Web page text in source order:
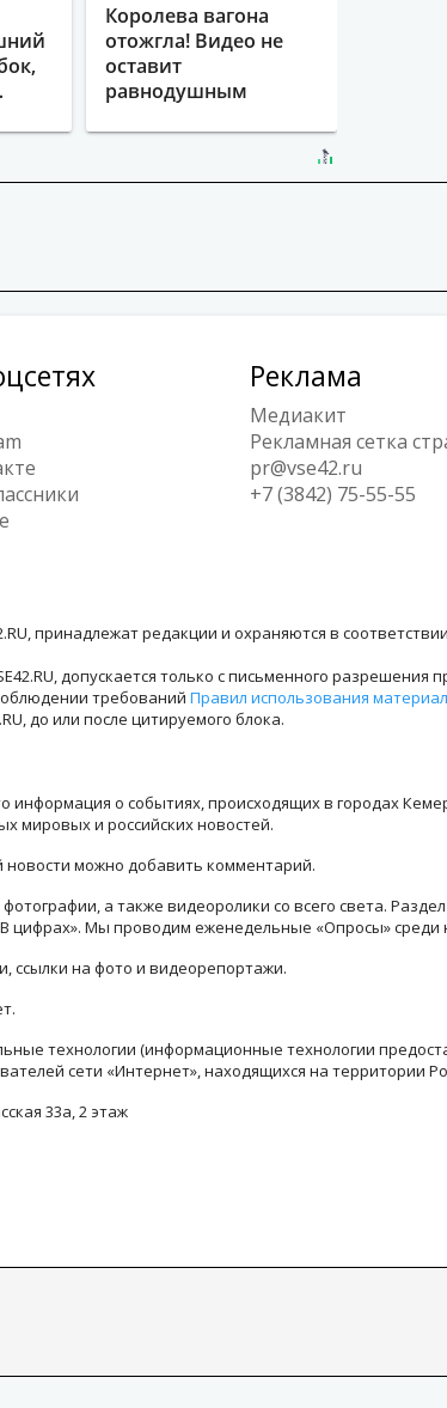
Королева вагона
отожгла! Видео не
оставит
равнодушным
Реклама
Медиакит
Рекламная сетка
pr@vse42.ru
+7 (3842) 75-55-55
принадлежат редакции и охраняются в
допускается только с письменного разрешения
требований Правил использования
до или после цитируемого блока.
информация о событиях, происходящих в городах
мировых и российских новостей.
новости можно добавить комментарий.
а также видеоролики со всего света.
цифрах». Мы проводим еженедельные «Опросы» среди
ссылки на фото и видеорепортажи.
технологии (информационные технологии
сети «Интернет», находящихся на территории
33а, 2 этаж